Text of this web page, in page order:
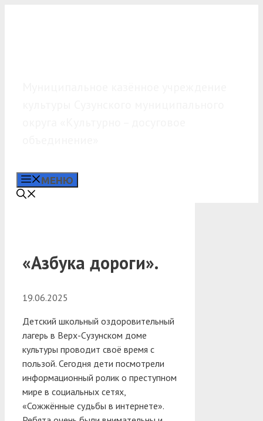
МЕНЮ
«Азбука дороги».
19.06.2025
Детский школьный оздоровительный
лагерь в Верх-Сузунском доме
культуры проводит своё время с
пользой. Сегодня дети посмотрели
информационный ролик о преступном
мире в социальных сетях,
«Сожжённые судьбы в интернете».